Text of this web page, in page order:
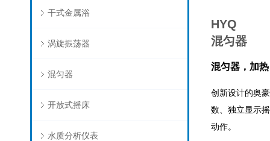
干式金属浴
涡旋振荡器
混匀器
开放式摇床
水质分析仪表
HYQ
混匀器
混匀器，加
创新设计的奥
数、独立显示
动作。